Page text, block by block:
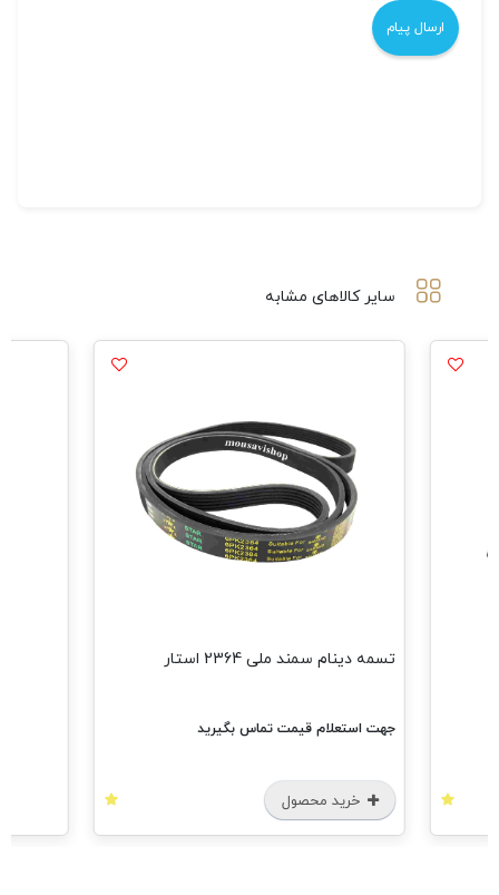
سایر کالاهای مشابه
تسمه دینام سمند ملی 2364 استار
جهت استعلام قیمت تماس بگیرید
خرید محصول